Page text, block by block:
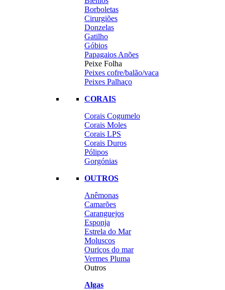
Borboletas
Cirurgiões
Donzelas
Gatilho
Góbios
Papagaios Anões
Peixe Folha
Peixes cofre/balão/vaca
Peixes Palhaço
CORAIS
Corais Cogumelo
Corais Moles
Corais LPS
Corais Duros
Pólipos
Gorgónias
OUTROS
Anêmonas
Camarões
Caranguejos
Esponja
Estrela do Mar
Moluscos
Ouriços do mar
Vermes Pluma
Outros
Algas